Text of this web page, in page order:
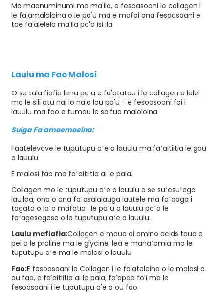
Mo maanuminumi ma ma'ila, e fesoasoani le collagen i
le fa'amālōlōina o le pa'u ma e mafai ona fesoasoani e
toe fa'aleleia ma'ila po'o isi ila.
Laulu ma Fao Malosi
O se tala fiafia lena pe a e fa'atatau i le collagen e lelei
mo le sili atu nai lo na'o lou pa'u - e fesoasoani foi i
lauulu ma fao e tumau le soifua maloloina.
Suiga Fa'amoemoeina:
Faatelevave le tuputupu aʻe o lauulu ma faʻaitiitia le gau
o lauulu.
E malosi fao ma faʻaitiitia ai le pala.
Collagen mo le tuputupu aʻe o lauulu o se suʻesuʻega
lauiloa, ona o ana faʻasalalauga lautele ma faʻaoga i
tagata o loʻo mafatia i le paʻu o lauulu poʻo le
faʻagesegese o le tuputupu aʻe o lauulu.
Laulu mafiafia:Collagen e maua ai amino acids taua e
pei o le proline ma le glycine, lea e manaʻomia mo le
tuputupu aʻe ma le malosi o lauulu.
Fao:E fesoasoani le Collagen i le fa'ateleina o le malosi o
ou fao, e fa'aitiitia ai le pala, fa'apea fo'i ma le
fesoasoani i le tuputupu a'e o ou fao.